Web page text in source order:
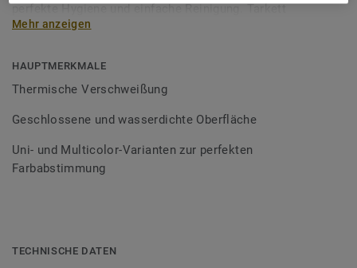
perfekte Hygiene und einfache Reinigung. Tarkett
Schweißschnüre sind erhältlich in den Varianten Uni und
Bodenbelagssortiment abgestimmt. Durch die Verwendung
von Kontrastfarben lassen sich auch besondere
Mehr anzeigen
HAUPTMERKMALE
Thermische Verschweißung
Geschlossene und wasserdichte Oberfläche
Uni- und Multicolor-Varianten zur perfekten
Farbabstimmung
TECHNISCHE DATEN